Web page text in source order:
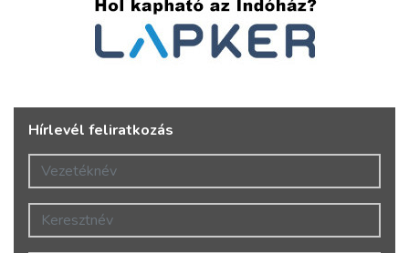
Hírlevél feliratkozás
Vezetéknév
Keresztnév